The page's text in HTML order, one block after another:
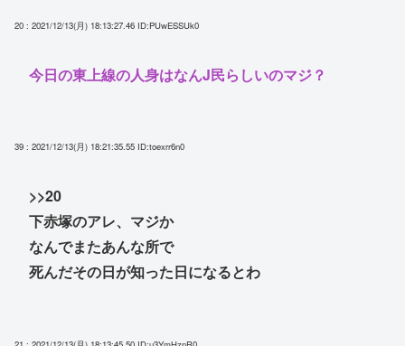
20 : 2021/12/13(月) 18:13:27.46 ID:PUwESSUk0
今日の東上線の人身はなんJ民らしいのマジ？
39 : 2021/12/13(月) 18:21:35.55 ID:toexrr6n0
>>20
下赤塚のアレ、マジか
なんでまたあんな所で
死んだその日が知った日になるとわ